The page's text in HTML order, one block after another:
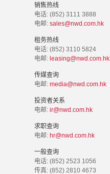
销售热线
电话: (852) 3111 3888
电邮: sales@nwd.com.hk
租务热线
电话: (852) 3110 5824
电邮: leasing@nwd.com.hk
传媒查询
电邮: media@nwd.com.hk
投资者关系
电邮: ir@nwd.com.hk
求职查询
电邮: hr@nwd.com.hk
一般查询
电话: (852) 2523 1056
传真: (852) 2810 4673